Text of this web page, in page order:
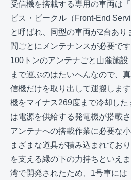
受信機を搭載する専用の車両は
ビス・ビークル（Front-End
と呼ばれ、同型の車両が2台あり
間ごとにメンテナンスが必要で
100トンのアンテナごと山麓施設
まで運ぶのはたいへんなので、
信機だけを取り出して運搬しま
機をマイナス269度まで冷却し
は電源を供給する発電機が搭載
アンテナへの搭載作業に必要な
まざまな道具が積み込まれてお
を支える縁の下の力持ちといえ
湾で開発されたため、1号車には